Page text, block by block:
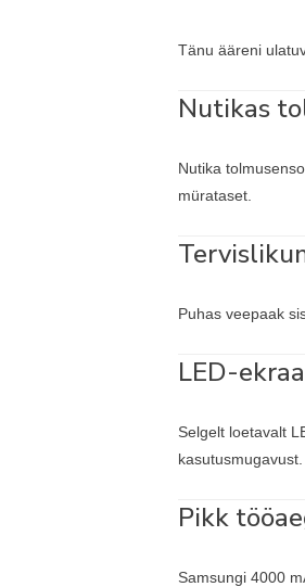
Tänu ääreni
Nutikas
Nutika
mürataset.
Puhas veepaak
LED-
Selgelt loetavalt
kasutusmugavust.
Pikk
Samsungi 4000